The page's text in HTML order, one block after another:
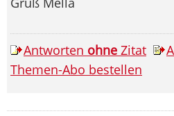
Antworten ohne Zitat
Themen-Abo bestellen